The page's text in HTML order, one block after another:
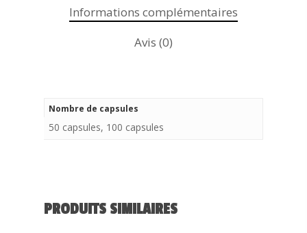
Informations complémentaires
Avis (0)
Nombre de capsules
50 capsules, 100 capsules
PRODUITS SIMILAIRESCafés • Thés